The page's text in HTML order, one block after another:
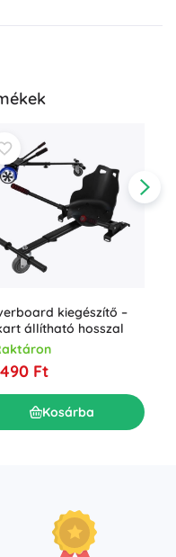
kiegészítő –
állítható hosszal
Ft
Kosárba